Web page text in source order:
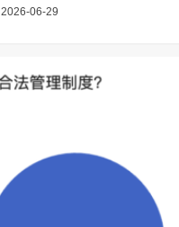
2026-06-29